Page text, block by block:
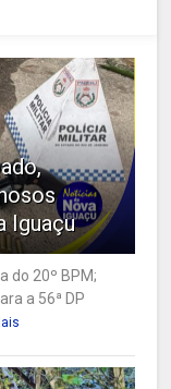
Iguaçu
do 20º BPM;
a 56ª DP